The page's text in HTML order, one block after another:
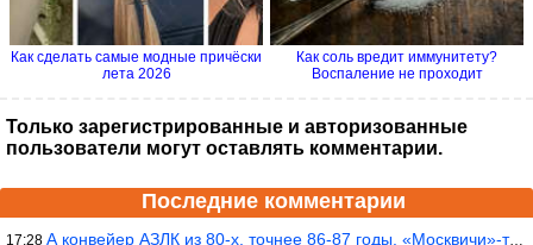
Как сделать самые модные причёски
лета 2026
Как соль вредит иммунитету?
Воспаление не проходит
Только зарегистрированные и авторизованные
пользователи могут оставлять комментарии.
Последние комментарии
17:28 А конвейер АЗЛК из 80-х, точнее 86-87 годы. «Москвичи»-то из пер